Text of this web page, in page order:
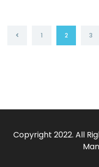
1 2 3
Copyright 2022. All